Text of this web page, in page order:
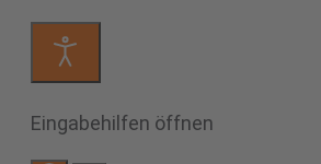
Eingabehilfen öffnen